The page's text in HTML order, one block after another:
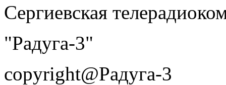
Сергиевская
"Радуга-3"
copyright@Радуга-3